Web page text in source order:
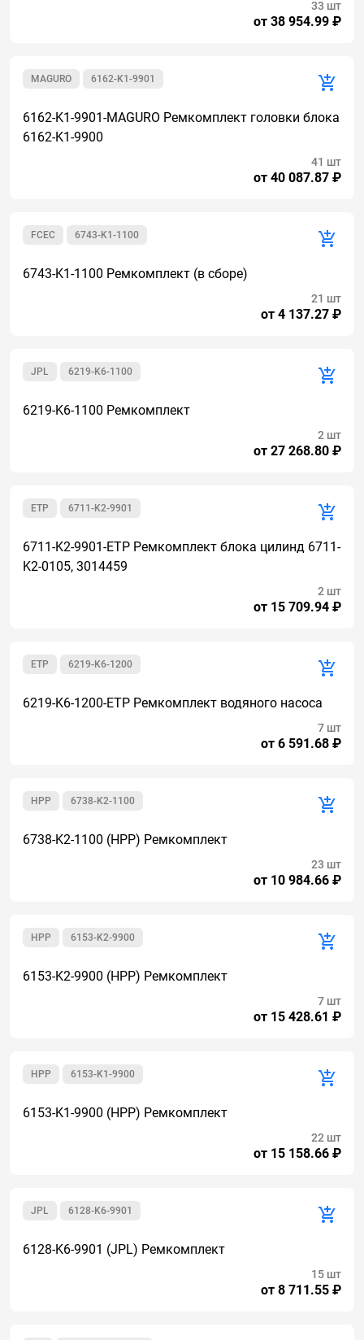
от 38 954.99 ₽
33 шт
6162-K1-9901
MAGURO
6162-K1-9901-MAGURO Ремкомплект головки блока
6162-K1-9900
от 40 087.87 ₽
41 шт
6743-K1-1100
FCEC
6743-K1-1100 Ремкомплект (в сборе)
от 4 137.27 ₽
21 шт
6219-K6-1100
JPL
6219-K6-1100 Ремкомплект
от 27 268.80 ₽
2 шт
6711-K2-9901
ETP
6711-K2-9901-ETP Ремкомплект блока цилинд 6711-
K2-0105, 3014459
от 15 709.94 ₽
2 шт
6219-K6-1200
ETP
6219-K6-1200-ETP Ремкомплект водяного насоса
от 6 591.68 ₽
7 шт
6738-K2-1100
HPP
6738-K2-1100 (HPP) Ремкомплект
от 10 984.66 ₽
23 шт
6153-K2-9900
HPP
6153-K2-9900 (HPP) Ремкомплект
от 15 428.61 ₽
7 шт
6153-K1-9900
HPP
6153-K1-9900 (HPP) Ремкомплект
от 15 158.66 ₽
22 шт
6128-K6-9901
JPL
6128-K6-9901 (JPL) Ремкомплект
от 8 711.55 ₽
15 шт